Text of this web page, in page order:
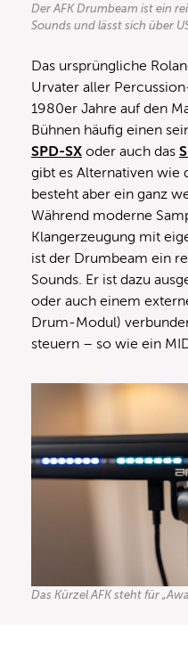
Der AFK Drumbeam ist ein
Sounds und lässt sich über
Das ursprüngliche
Urvater aller
1980er Jahre auf den
Bühnen häufig einen
SPD-SX oder auch das
gibt es Alternativen wie
besteht aber ein ganz
Während moderne
Klangerzeugung mit
ist der Drumbeam ein
Sounds. Er ist dazu
oder auch einem
Drum-Modul)
steuern – so wie ein
Das Kürzel AFK steht für